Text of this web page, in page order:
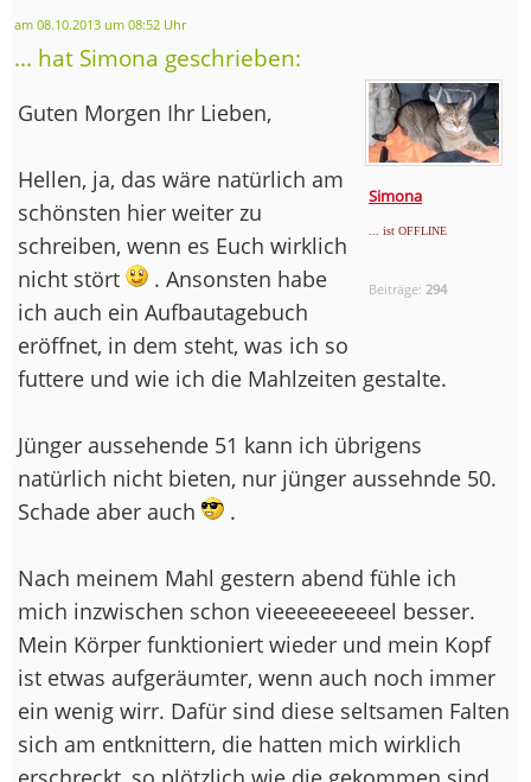
am 08.10.2013 um 08:52 Uhr
... hat Simona geschrieben:
Simona
... ist OFFLINE
Beiträge: 294
Guten Morgen Ihr Lieben,
Hellen, ja, das wäre natürlich am
schönsten hier weiter zu
schreiben, wenn es Euch wirklich
nicht stört
. Ansonsten habe
ich auch ein Aufbautagebuch
eröffnet, in dem steht, was ich so
futtere und wie ich die Mahlzeiten gestalte.
Jünger aussehende 51 kann ich übrigens
natürlich nicht bieten, nur jünger aussehnde 50.
Schade aber auch
.
Nach meinem Mahl gestern abend fühle ich
mich inzwischen schon vieeeeeeeeeel besser.
Mein Körper funktioniert wieder und mein Kopf
ist etwas aufgeräumter, wenn auch noch immer
ein wenig wirr. Dafür sind diese seltsamen Falten
sich am entknittern, die hatten mich wirklich